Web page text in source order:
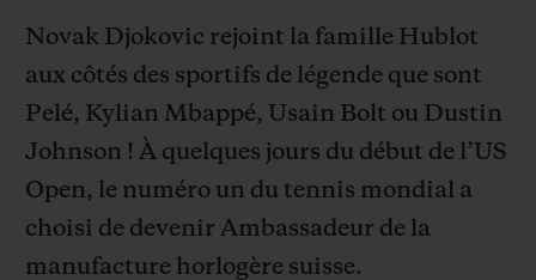
Novak Djokovic rejoint la famille Hublot
aux côtés des sportifs de légende que sont
Pelé, Kylian Mbappé, Usain Bolt ou Dustin
Johnson ! À quelques jours du début de l’US
Open, le numéro un du tennis mondial a
choisi de devenir Ambassadeur de la
manufacture horlogère suisse.
DÉLAI DE LIVRAISON
LIVRAISON ET RETOURS GRATUITS